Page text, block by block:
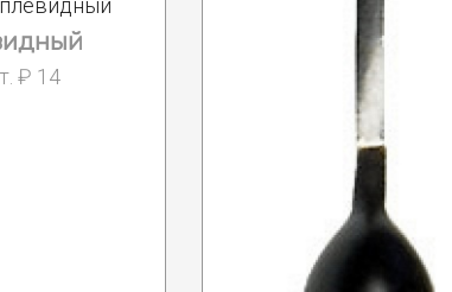
₽ 14